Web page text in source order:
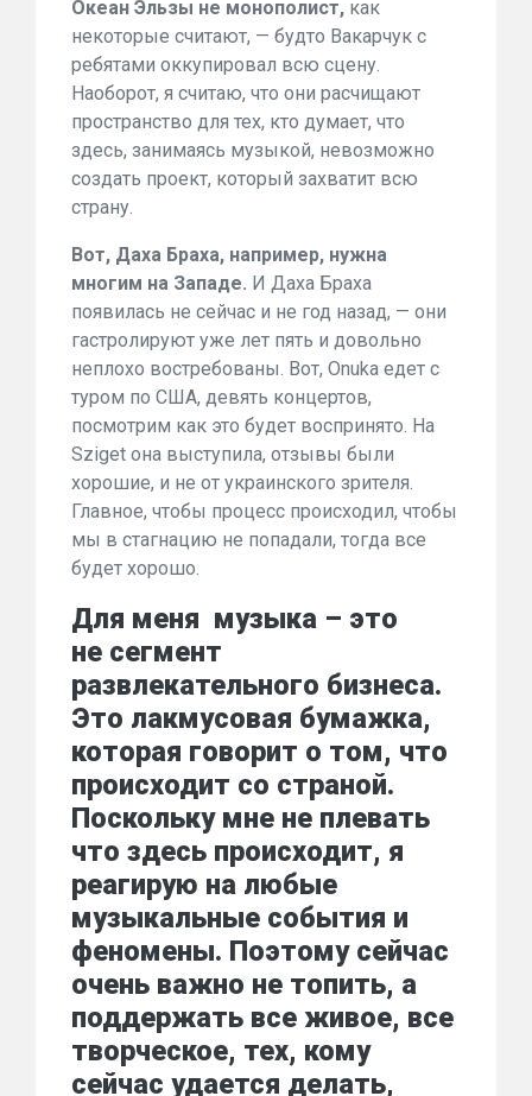
Океан Эльзы не монополист, как
некоторые считают, — будто Вакарчук с
ребятами оккупировал всю сцену.
Наоборот, я считаю, что они расчищают
пространство для тех, кто думает, что
здесь, занимаясь музыкой, невозможно
создать проект, который захватит всю
страну.
Вот, Даха Браха, например, нужна
многим на Западе. И Даха Браха
появилась не сейчас и не год назад, — они
гастролируют уже лет пять и довольно
неплохо востребованы. Вот, Onuka едет с
туром по США, девять концертов,
посмотрим как это будет воспринято. На
Sziget она выступила, отзывы были
хорошие, и не от украинского зрителя.
Главное, чтобы процесс происходил, чтобы
мы в стагнацию не попадали, тогда все
будет хорошо.
Для меня музыка – это
не сегмент
развлекательного бизнеса.
Это лакмусовая бумажка,
которая говорит о том, что
происходит со страной.
Поскольку мне не плевать
что здесь происходит, я
реагирую на любые
музыкальные события и
феномены. Поэтому сейчас
очень важно не топить, а
поддержать все живое, все
творческое, тех, кому
сейчас удается делать,